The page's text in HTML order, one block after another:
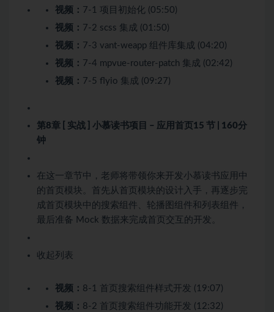
视频： 7-1 项目初始化 (05:50)
视频： 7-2 scss 集成 (01:50)
视频： 7-3 vant-weapp 组件库集成 (04:20)
视频： 7-4 mpvue-router-patch 集成 (02:42)
视频： 7-5 flyio 集成 (09:27)
第8章 [ 实战 ] 小慕读书项目 – 应用首页 15 节 | 160分
钟
在这一章节中，老师将带领你来开发小慕读书应用中
的首页模块。首先从首页模块的设计入手，再逐步完
成首页模块中的搜索组件、轮播图组件和列表组件，
最后准备 Mock 数据来完成首页交互的开发。
收起列表
视频： 8-1 首页搜索组件样式开发 (19:07)
视频： 8-2 首页搜索组件功能开发 (12:32)